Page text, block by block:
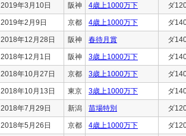
2019年3月10日 阪神 4歳上1000万下 ダ
2019年2月9日 京都 4歳上1000万下 ダ
2018年12月28日 阪神 春待月賞 ダ
2018年12月1日 阪神 3歳上1000万下 ダ
2018年10月27日 京都 3歳上1000万下 ダ
2018年10月13日 東京 3歳上1000万下 ダ
2018年7月29日 新潟 苗場特別 ダ
2018年5月26日 京都 4歳上1000万下 ダ